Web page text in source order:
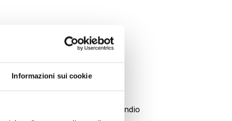
Informazioni sui cookie
dell’estintore
controllarne lo stato.
sui presidi antincendio